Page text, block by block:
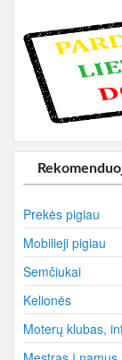
Prekės pigiau
Mobilieji pigiau
Semčiukai
Kelionės
Moterų klubas,